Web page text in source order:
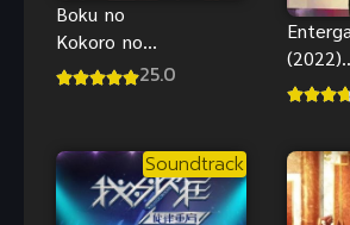
Boku no
Kokoro no
Yabai Yatsu25.0
(2022)
อินเตอ
ไลน์
Soundtrack